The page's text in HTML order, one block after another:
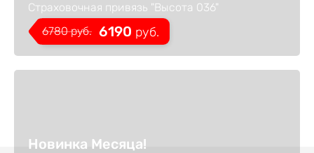
Страховочная привязь "Высота 036"
6780руб. 6190 руб.
Новинка Месяца!